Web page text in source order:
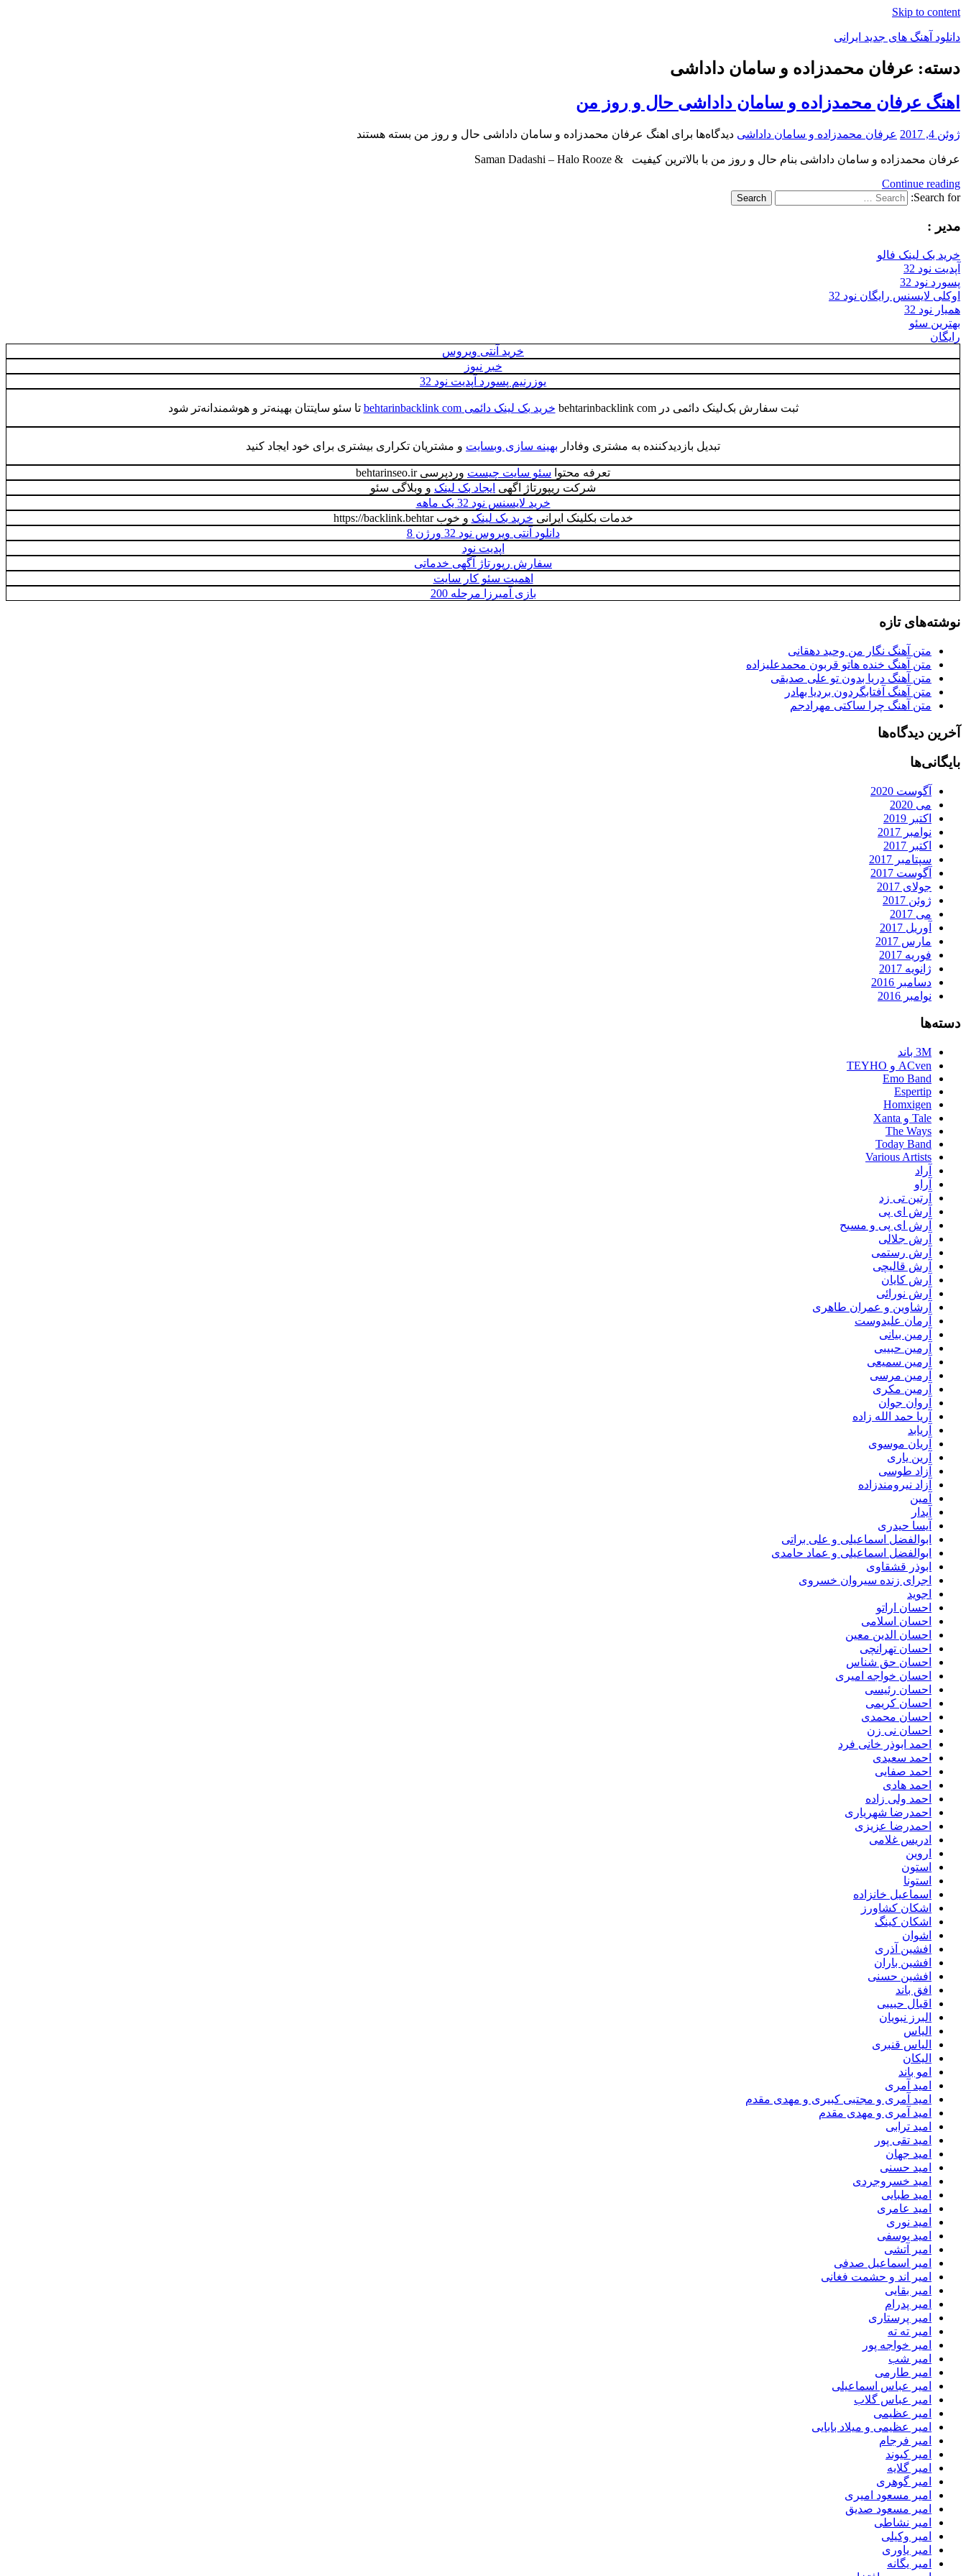
Skip to content
دانلود آهنگ های جدید ایرانی
دانلود
آلبوم
موزیک
دسته: عرفان محمدزاده و سامان داداشی
اهنگ عرفان محمدزاده و سامان داداشی حال و روز من
ژوئن 4, 2017 عرفان محمدزاده و سامان داداشی دیدگاه‌ها برای اهنگ عرفان محمدزاده و سامان داداشی حال و روز من بسته هستند
عرفان محمدزاده و سامان داداشی بنام حال و روز من با بالاترین کیفیت & Saman Dadashi – Halo Rooze
Continue reading
Search for:
Search
مدیر :
خرید بک لینک فالو
آپدیت نود 32
پسورد نود 32
اوکلی لایسنس رایگان نود 32
همیار نود 32
بهترین سئو
رایگان
خرید آنتی ویروس
خبر نیوز
یوزرنیم پسورد آپدیت نود 32
ثبت سفارش بک‌لینک دائمی در behtarinbacklink com خرید بک لینک دائمی behtarinbacklink com تا سئو سایتتان بهینه‌تر و هوشمندانه‌تر شود
تبدیل بازدیدکننده به مشتری وفادار بهینه سازی وبسایت و مشتریان تکراری بیشتری برای خود ایجاد کنید
تعرفه محتوا سئو سایت چیست وردپرسی behtarinseo.ir
شرکت ریپورتاژ اگهی ایجاد بک لینک و وبلاگی سئو
خرید لایسنس نود 32 یک ماهه
خدمات بکلینک ایرانی خرید بک لینک و خوب https://backlink.behtar
دانلود آنتی ویروس نود 32 ورژن 8
اپدیت نود
سفارش رپورتاژ آگهی خدماتی
اهمیت سئو کار سایت
بازی آمیرزا مرحله 200
نوشته‌های تازه
متن آهنگ نگار من وحید دهقانی
متن آهنگ خنده هاتو قربون محمدعلیزاده
متن آهنگ دریا بدون تو علی صدیقی
متن آهنگ آفتابگردون بردیا بهادر
متن آهنگ چرا ساکتی مهرادجم
آخرین دیدگاه‌ها
بایگانی‌ها
آگوست 2020
می 2020
اکتبر 2019
نوامبر 2017
اکتبر 2017
سپتامبر 2017
آگوست 2017
جولای 2017
ژوئن 2017
می 2017
آوریل 2017
مارس 2017
فوریه 2017
ژانویه 2017
دسامبر 2016
نوامبر 2016
دسته‌ها
3M باند
ACven و TEYHO
Emo Band
Espertip
Homxigen
Tale و Xanta
The Ways
Today Band
Various Artists
آراد
آراو
آرتین تی زد
آرش ای پی
آرش ای پی و مسیح
آرش جلالی
آرش رستمی
آرش قالیچی
آرش کایان
آرش نورائی
آرشاوین و عمران طاهری
آرمان علیدوست
آرمین بیانی
آرمین حبیبی
آرمین سمیعی
آرمین مرسی
آرمین مکری
آروان جوان
آریا حمد الله زاده
آریابد
آریان موسوی
آرین یاری
آزاد طوسی
آزاد نیرومندزاده
آمین
آیدار
آیسا حیدری
ابوالفضل اسماعیلی و علی براتی
ابوالفضل اسماعیلی و عماد حامدی
ابوذر قشقاوی
اجرای زنده سیروان خسروی
اجوید
احسان اراتو
احسان اسلامی
احسان الدین معین
احسان تهرانچی
احسان حق شناس
احسان خواجه امیری
احسان رئیسی
احسان کریمی
احسان محمدی
احسان نی زن
احمد ابوذر خانی فرد
احمد سعیدی
احمد صفایی
احمد هادی
احمد ولی زاده
احمدرضا شهریاری
احمدرضا عزیزی
ادریس غلامی
اروین
استون
استونا
اسماعیل خانزاده
اشکان کشاورز
اشکان کینگ
اشوان
افشین آذری
افشین باران
افشین حسنی
افق باند
اقبال حبیبی
البرز نبویان
الیاس
الیاس قنبرى
الیکان
امو باند
امید آمری
امید آمری و مجتبی کبیری و مهدى مقدم
امید آمری و مهدی مقدم
امید ترابی
امید تقی پور
امید جهان
امید حسنی
امید خسروجردی
امید طبایی
امید عامری
امید نوری
امید یوسفی
امیر آتشی
امیر اسماعیل صدفی
امیر اند و حشمت فغانی
امیر بقایی
امیر پدرام
امیر پرستاری
امیر ته ته
امیر خواجه پور
امیر شب
امیر طارمی
امیر عباس اسماعیلی
امیر عباس گلاب
امیر عظیمی
امیر عظیمی و میلاد بابایی
امیر فرجام
امیر کیوند
امیر گلایه
امیر گوهری
امیر مسعود امیری
امیر مسعود صدیق
امیر نشاطی
امیر وکیلی
امیر یاوری
امیر یگانه